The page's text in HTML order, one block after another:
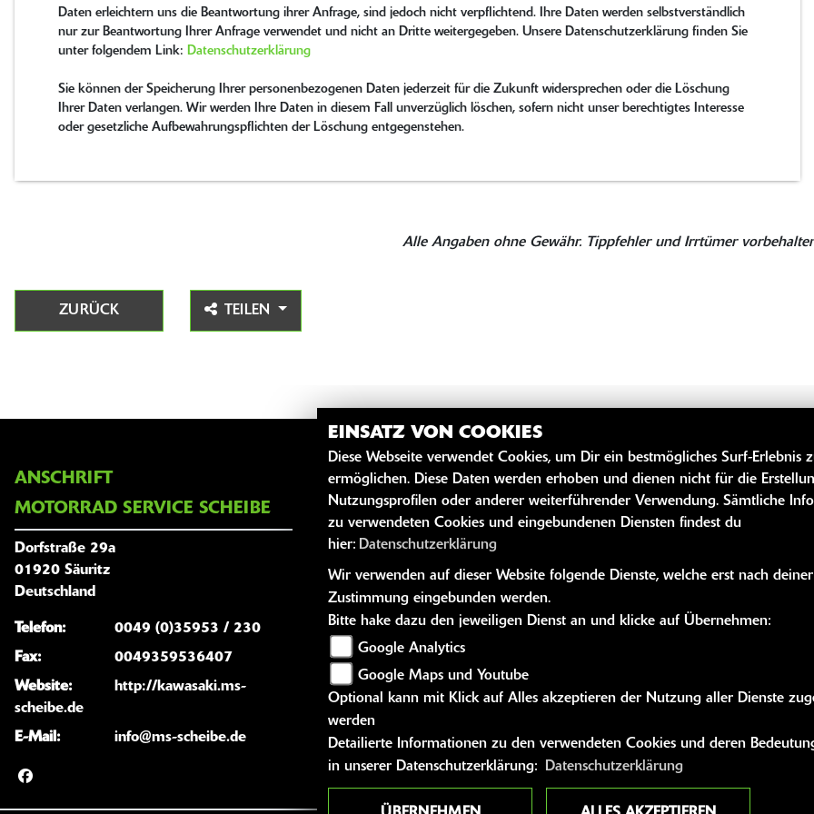
Daten erleichtern uns die Beantwortung ihrer Anfrage, sind jedoch nicht verpflichtend. Ihre Daten werden selbstverständlich
nur zur Beantwortung Ihrer Anfrage verwendet und nicht an Dritte weitergegeben. Unsere Datenschutzerklärung finden Sie
unter folgendem Link: Datenschutzerklärung
Sie können der Speicherung Ihrer personenbezogenen Daten jederzeit für die Zukunft widersprechen oder die Löschung
Ihrer Daten verlangen. Wir werden Ihre Daten in diesem Fall unverzüglich löschen, sofern nicht unser berechtigtes Interesse
oder gesetzliche Aufbewahrungspflichten der Löschung entgegenstehen.
Alle Angaben ohne Gewähr. Tippfehler und Irrtümer
ZURÜCK TEILEN
ANSCHRIFT
MOTORRAD SERVICE SCHEIBE
Dorfstraße 29a
01920 Säuritz
Deutschland
Telefon:
0049 (0)35953 / 230
Fax:
0049359536407
Website:
http://kawasaki.ms-
scheibe.de
E-Mail:
info@ms-scheibe.de
ÖFFNUNGSZEITEN
Montag:
09:00 - 12:30 und 13:30 - 18:00
Dienstag:
09:00 - 12:30 und 13:30 - 18:00
Mittwoch:
09:00 - 12:30 und 13:30 - 18:00
Donnerstag:
09:00 - 12:30 und 13:30 - 18:00
Freitag:
09:00 - 12:30 und 13:30 - 18:00
Samstag:
09:00 - 12:00
Sonntag:
geschlossen
WEITERE
EINSATZ VON COOKIES
Diese Webseite verwendet Cookies, um Dir ein bestmögliches Surf-Erlebnis
ermöglichen. Diese Daten werden erhoben und dienen nicht für die
Nutzungsprofilen oder anderer weiterführender Verwendung. Sämtliche
zu verwendeten Cookies und eingebundenen Diensten findest du
hier: Datenschutzerklärung
Wir verwenden auf dieser Website folgende Dienste, welche erst nach
Zustimmung eingebunden werden.
Bitte hake dazu den jeweiligen Dienst an und klicke auf Übernehmen:
Google Analytics
Google Maps und Youtube
Optional kann mit Klick auf Alles akzeptieren der Nutzung aller Dienste
werden
Detailierte Informationen zu den verwendeten Cookies und deren
in unserer Datenschutzerklärung:
Datenschutzerklärung